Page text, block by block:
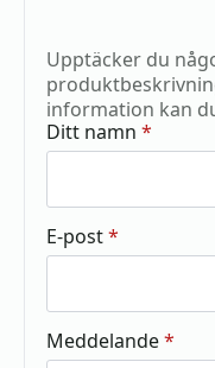
Upptäcker du
information kan
Ditt namn *
E-post*
Meddelande*